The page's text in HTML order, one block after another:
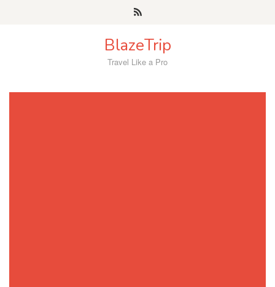
BlazeTrip
Travel Like a Pro